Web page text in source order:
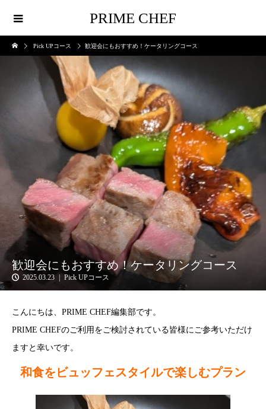
PRIME CHEF
Pick UPコース 歓迎会にもおすすめ！ケータリングコース
歓迎会にもおすすめ！ケータリングコース
2025.03.23 Pick UPコース
こんにちは、PRIME CHEF編集部です。
PRIME CHEFのご利用をご検討されている皆様にご参考いただけ
ますと幸いです。
和食をビュッフェスタイルで楽しむプラン